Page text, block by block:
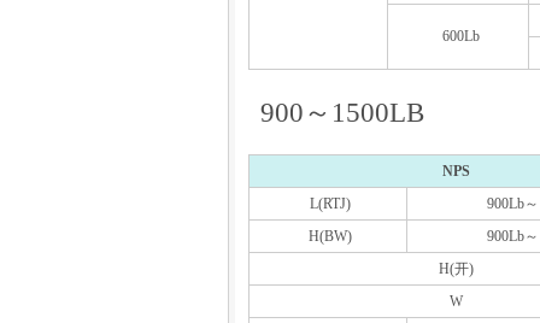
600Lb
900～1500LB
NPS
L(RTJ)
900Lb
H(BW)
900Lb
H(开)
W